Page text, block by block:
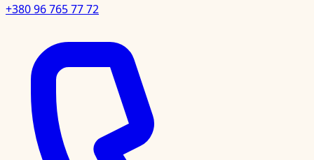
+380 96 765 77 72